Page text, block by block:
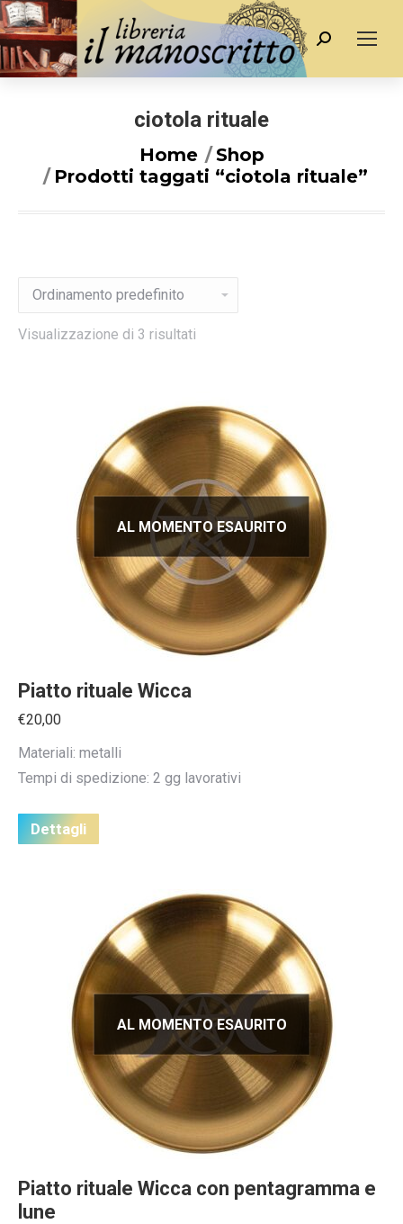
Cerca
ciotola rituale
Home
Shop
Prodotti taggati “ciotola rituale”
Visualizzazione di 3 risultati
AL MOMENTO ESAURITO
Piatto rituale Wicca
€20,00
Materiali: metalli
Tempi di spedizione: 2 gg lavorativi
Dettagli
AL MOMENTO ESAURITO
Piatto rituale Wicca con pentagramma e
lune